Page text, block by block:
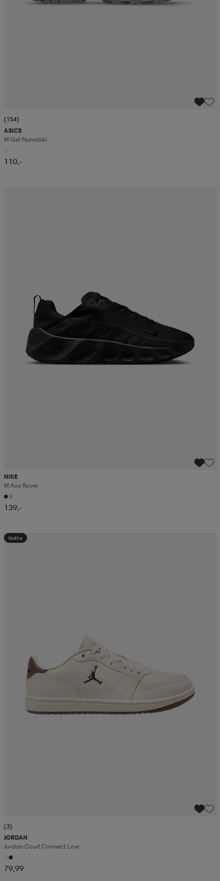
(154)
ASICS
M Gel-Nunobiki
110,-
NIKE
M Ava Rover
139,-
Uutta
(3)
JORDAN
Jordan Court Connect Low
79,99